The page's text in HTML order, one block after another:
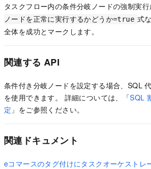
タスクフロー内の条件分岐ノードの強制実
ノードを正常に実行するかどうか=true 式
全体を成功とマークします。
関連する API
条件付き分岐ノードを設定する場合、SQL
を使用できます。 詳細については、「SQL
定 」をご参照ください。
関連ドキュメント
eコマースのタグ付けにタスクオーケストレ